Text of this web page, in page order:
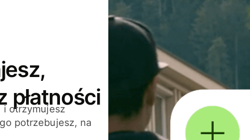
płatności
i otrzymujesz
potrzebujesz, na